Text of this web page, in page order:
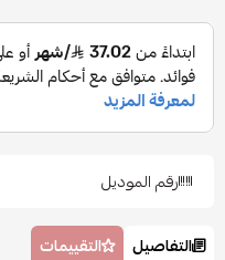
رقم الموديل
التفاصيل التقييمات